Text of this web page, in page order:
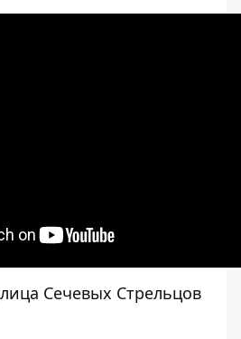
Сечевых Стрельцов